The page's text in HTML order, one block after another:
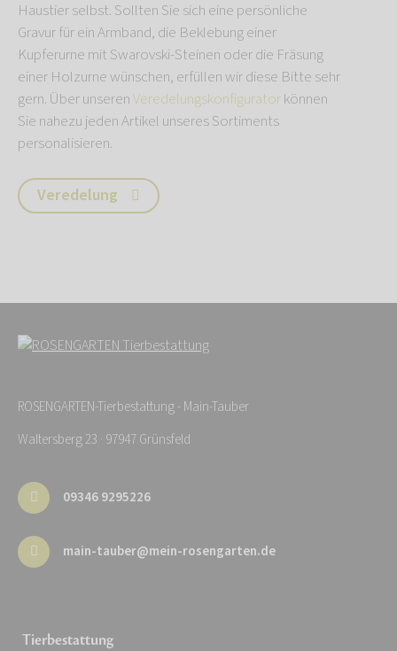
Haustier selbst. Sollten Sie sich eine persönliche
Gravur für ein Armband, die Beklebung einer
Kupferurne mit Swarovski-Steinen oder die Fräsung
einer Holzurne wünschen, erfüllen wir diese Bitte sehr
gern. Über unserenVeredelungskonfiguratorkönnen
Sie nahezu jeden Artikel unseres Sortiments
personalisieren.
Veredelung
ROSENGARTEN-Tierbestattung - Main-Tauber
Waltersberg 23 · 97947 Grünsfeld
09346 9295226
main-tauber@mein-rosengarten.de
Tierbestattung